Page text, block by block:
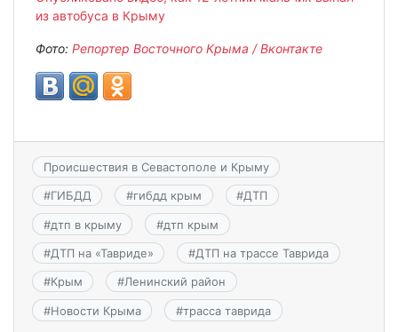
из автобуса в Крыму
Фото: Репортер Восточного Крыма / Вконтакте
Происшествия в Севастополе и Крыму
#ГИБДД #гибдд крым #ДТП
#дтп в крыму #дтп крым
#ДТП на «Тавриде» #ДТП на трассе Таврида
#Крым #Ленинский район
#Новости Крыма #трасса таврида